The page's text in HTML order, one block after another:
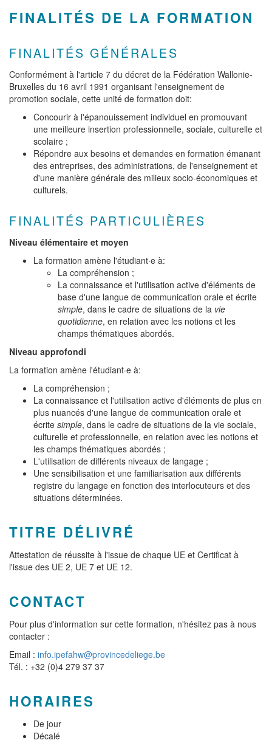
FINALITÉS DE LA FORMATION
FINALITÉS GÉNÉRALES
Conformément à l'article 7 du décret de la Fédération Wallonie-
Bruxelles du 16 avril 1991 organisant l'enseignement de
promotion sociale, cette unité de formation doit:
Concourir à l'épanouissement individuel en promouvant
une meilleure insertion professionnelle, sociale, culturelle et
scolaire ;
Répondre aux besoins et demandes en formation émanant
des entreprises, des administrations, de l'enseignement et
d'une manière générale des milieux socio-économiques et
culturels.
FINALITÉS PARTICULIÈRES
Niveau élémentaire et moyen
La formation amène l'étudiant·e à:
La compréhension ;
La connaissance et l'utilisation active d'éléments de
base d'une langue de communication orale et écrite
simple, dans le cadre de situations de la vie
quotidienne, en relation avec les notions et les
champs thématiques abordés.
Niveau approfondi
La formation amène l'étudiant·e à:
La compréhension ;
La connaissance et l'utilisation active d'éléments de plus en
plus nuancés d'une langue de communication orale et
écrite simple, dans le cadre de situations de la vie sociale,
culturelle et professionnelle, en relation avec les notions et
les champs thématiques abordés ;
L'utilisation de différents niveaux de langage ;
Une sensibilisation et une familiarisation aux différents
registre du langage en fonction des interlocuteurs et des
situations déterminées.
TITRE DÉLIVRÉ
Attestation de réussite à l'issue de chaque UE et Certificat à
l'issue des UE 2, UE 7 et UE 12.
CONTACT
Pour plus d'information sur cette formation, n'hésitez pas à nous
contacter :
Email : info.ipefahw@provincedeliege.be
Tél. : +32 (0)4 279 37 37
HORAIRES
De jour
Décalé